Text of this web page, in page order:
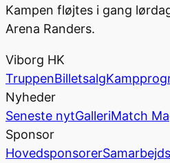
Kampen fløjtes i gang l
Arena Randers.
Viborg HK
TruppenBilletsalg
Nyheder
Seneste nytGalleriMatch
Sponsor
Hovedsponsorer